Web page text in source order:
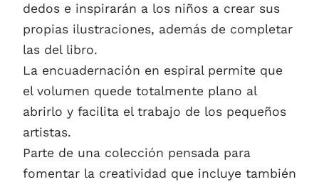
dedos e inspirarán a los niños a crear sus
propias ilustraciones, además de completar
las del libro.
La encuadernación en espiral permite que
el volumen quede totalmente plano al
abrirlo y facilita el trabajo de los pequeños
artistas.
Parte de una colección pensada para
fomentar la creatividad que incluye también